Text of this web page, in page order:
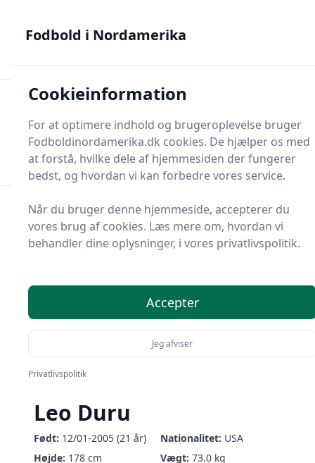
til nordamerikansk fodbold
Fodbold i
Menu
Søg
Leo Duru
Født: 12/01-2005 (21 år) Nationalitet: USA
Højde: 178 cm Vægt: 73.0 kg
Fodbold i Nordamerika
Cookieinformation
For at optimere indhold og brugeroplevelse bruger
Fodboldinordamerika.dk cookies. De hjælper os med
at forstå, hvilke dele af hjemmesiden der fungerer
bedst, og hvordan vi kan forbedre vores service.
Når du bruger denne hjemmeside, accepterer du
vores brug af cookies. Læs mere om, hvordan vi
behandler dine oplysninger, i vores privatlivspolitik.
Accepter
Jeg afviser
Privatlivspolitik